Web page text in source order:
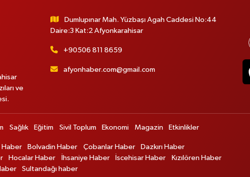
ve
Dumlupınar Mah. Yüzbaşı Agah Caddesi No:44
Daire:3 Kat:2 Afyonkarahisar
+90506 811 8659
afyonhaber.com@gmail.com
Sağlık Eğitim Sivil Toplum Ekonomi Magazin Etkinlikler
Haber Bolvadin Haber Çobanlar Haber
Dazkırı Haber
Hocalar Haber İhsaniye Haber İscehisar Haber
Kızılören Haber
Sultandağı haber